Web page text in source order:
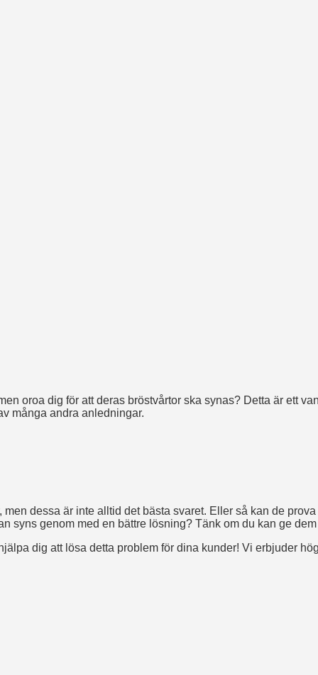
oroa dig för att deras bröstvårtor ska synas? Detta är ett
många andra anledningar.
dessa är inte alltid det bästa svaret. Eller så kan de
genom med en bättre lösning? Tänk om du kan ge
dig att lösa detta problem för dina kunder! Vi